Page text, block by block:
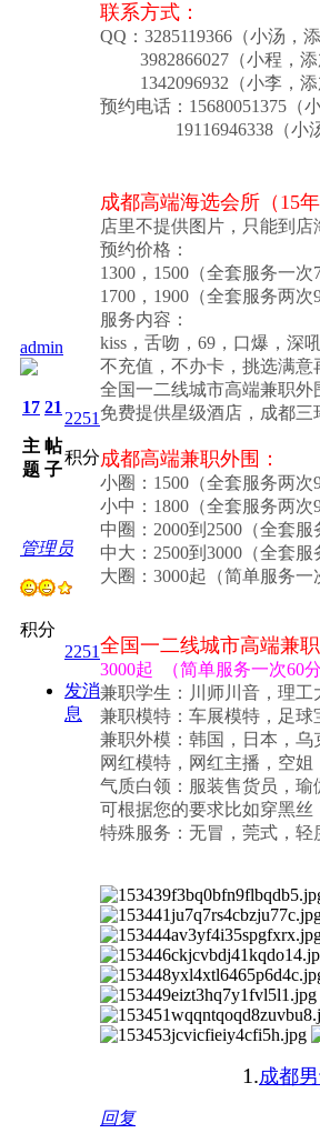
admin
17
主
题
21
帖
子
2251
积分
管理员
积分
2251
发消
息
联系方式：
QQ ：3285119366（小汤，
3982866027（小程，添
1342096932（小李，添
预约电话 ：15680051375（
19116946338（小汤
成都高端海选会所（15年
店里不提供图片，只能到
预约价格：
1300，1500（全套服务一次
1700，1900（全套服务两次
服务内容：
kiss，舌吻，69，口爆，深
不充值，不办卡，挑选满
全国一二线城市高端兼职外
免费提供星级酒店，成都
成都高端兼职外围：
小圈：1500（全套服务两次
小中：1800（全套服务两次
中圈：2000到2500（全套
中大：2500到3000（全套服
大圈：3000起（简单服务一
全国一二线城市高端兼
3000起 （简单服务一次60分
兼职学生 ：川师川音，理
兼职模特 ：车展模特，足
兼职外模 ：韩国，日本，
网红模特 ，网红主播，空
气质白领 ：服装售货员，
可根据您的要求比如穿黑
特殊服务 ：无冒，莞式，
1.成都
回复